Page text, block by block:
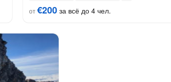
от€200за всё до 4 чел.